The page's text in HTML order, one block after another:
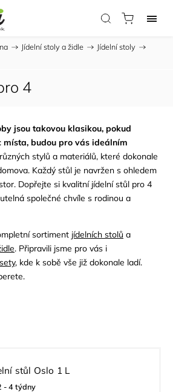
/ Jídelní stoly a židle / Jídelní stoly /
4
jsou takovou klasikou, pokud
místa, budou pro vás ideálním
stylů a materiálů, které dokonale
Každý stůl je navržen s ohledem
Dopřejte si kvalitní jídelní stůl pro 4
společné chvíle s rodinou a
sortiment jídelních stolů a
. Připravili jsme pro vás i
, kde k sobě vše již dokonale ladí.
stůl Oslo 1 L
- 4 týdny